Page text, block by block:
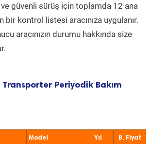
ve güvenli sürüş için toplamda 12 ana
bir kontrol listesi aracınıza uygulanır.
aracınızın durumu hakkında size
Periyodik Bakım
Model Yıl